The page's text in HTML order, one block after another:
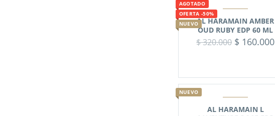
AGOTADO
OFERTA -50%
NUEVOAL HARAMAIN AMBER
OUD RUBY EDP 60 ML
$320.000 $ 160.000
NUEVO
AL HARAMAIN L